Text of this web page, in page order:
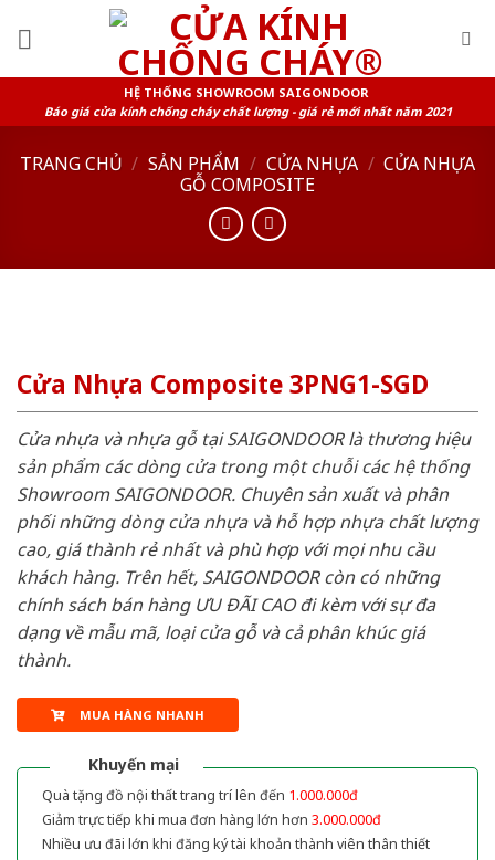
HỆ THỐNG SHOWROOM SAIGONDOOR
Báo giá cửa kính chống cháy chất lượng - giá rẻ mới nhất năm 2021
TRANG CHỦ / SẢN PHẨM / CỬA NHỰA / CỬA NHỰA
GỖ COMPOSITE
Cửa Nhựa Composite 3PNG1-SGD
Cửa nhựa và nhựa gỗ tại SAIGONDOOR là thương hiệu
sản phẩm các dòng cửa trong một chuỗi các hệ thống
Showroom SAIGONDOOR. Chuyên sản xuất và phân
phối những dòng cửa nhựa và hỗ hợp nhựa chất lượng
cao, giá thành rẻ nhất và phù hợp với mọi nhu cầu
khách hàng. Trên hết, SAIGONDOOR còn có những
chính sách bán hàng ƯU ĐÃI CAO đi kèm với sự đa
dạng về mẫu mã, loại cửa gỗ và cả phân khúc giá
thành.
MUA HÀNG NHANH
Khuyến mại
Quà tặng đồ nội thất trang trí lên đến 1.000.000đ
Giảm trực tiếp khi mua đơn hàng lớn hơn 3.000.000đ
Nhiều ưu đãi lớn khi đăng ký tài khoản thành viên thân thiết